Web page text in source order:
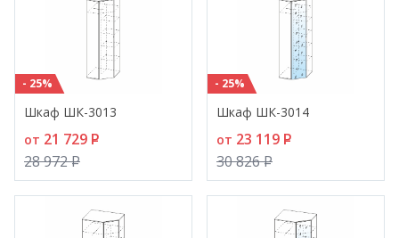
- 25%
Шкаф ШК-3013
от 21 729 P
28 972P
- 25%
Шкаф ШК-3014
от 23 119 P
30 826P